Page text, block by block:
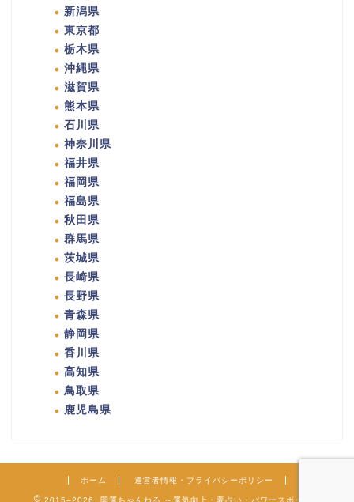
新潟県
東京都
栃木県
沖縄県
滋賀県
熊本県
石川県
神奈川県
福井県
福岡県
福島県
秋田県
群馬県
茨城県
長崎県
長野県
青森県
静岡県
香川県
高知県
鳥取県
鹿児島県
ホーム 運営者情報・プライバシーポリシー
2015–2026 開運ちゃんねる ～運気向上・夢占い・パワースポット～